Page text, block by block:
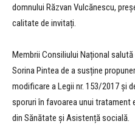
domnului Răzvan Vulcănescu,
calitate de invitați.
Membrii Consiliului Național
Sorina Pintea de a susține
modificare a Legii nr. 153/2017 şi
sporuri în favoarea unui tratament
din Sănătate și Asistență socială.